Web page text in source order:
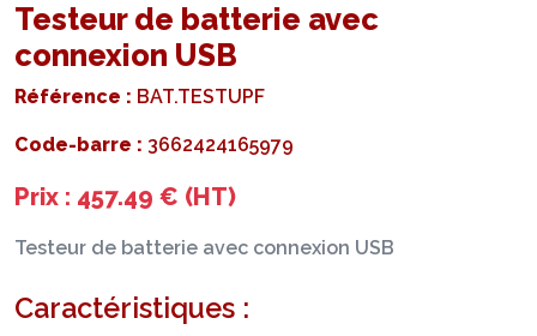
Testeur de batterie avec
connexion USB
Référence : BAT.TESTUPF
Code-barre : 3662424165979
Prix : 457.49 € (HT)
Testeur de batterie avec connexion USB
Caractéristiques :